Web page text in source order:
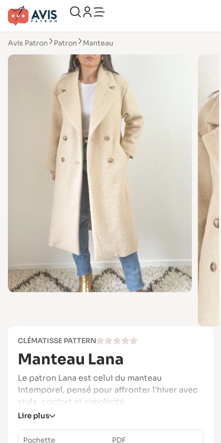
Avis Patron Patron Manteau
CLÉMATISSE PATTERN
Manteau Lana
Le patron Lana est celui du manteau
intemporel, pensé pour affronter l’hiver avec
style, confort et simplicité.
Inspiré de la veste Julia, ce modèle a été
conçu pour permettre aux couturières ayant
Lire plus
Pochette PDF